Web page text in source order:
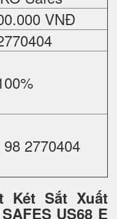
VNĐ
98 2770404
Sắt Xuất
US68 E